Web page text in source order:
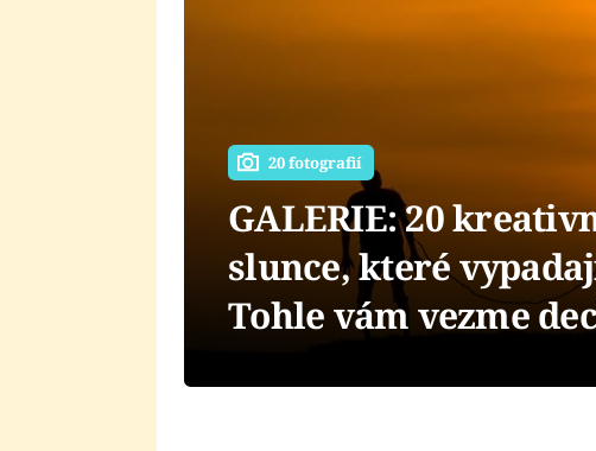
20 fotografií
GALERIE: 20
slunce, které
Tohle vám vezme